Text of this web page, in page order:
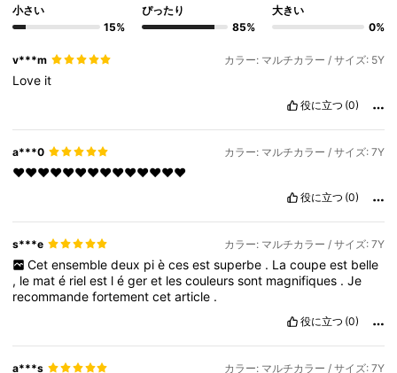
小さい
15%
ぴったり
85%
大きい
0%
v***m カラー: マルチカラー / サイズ: 5Y
Love it
役に立つ (0)
a***0 カラー: マルチカラー / サイズ: 7Y
❤️❤️❤️❤️❤️❤️❤️❤️❤️❤️❤️❤️❤️❤️
役に立つ (0)
s***e カラー: マルチカラー / サイズ: 7Y
Cet ensemble deux pi è ces est superbe . La coupe est belle
, le maté rielest légeret lescouleurssont magnifiques .Je
recommandefortementcetarticle .
役に立つ (0)
a***s カラー: マルチカラー / サイズ: 7Y